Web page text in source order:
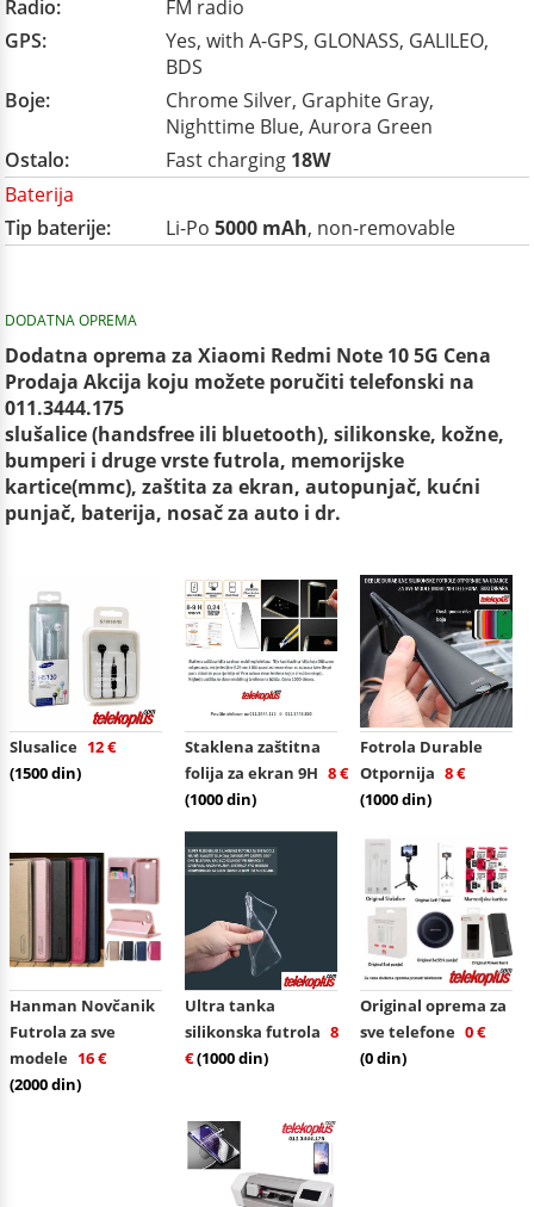
Radio:
FM radio
GPS:
Yes, with A-GPS, GLONASS, GALILEO,
BDS
Boje:
Chrome Silver, Graphite Gray,
Nighttime Blue, Aurora Green
Ostalo:
Fast charging 18W
Baterija
Tip baterije:
Li-Po 5000 mAh, non-removable
DODATNA OPREMA
Dodatna oprema za Xiaomi Redmi Note 10 5G Cena
Prodaja Akcija koju možete poručiti telefonski na
011.3444.175
slušalice (handsfree ili bluetooth), silikonske, kožne,
bumperi i druge vrste futrola, memorijske
kartice(mmc), zaštita za ekran, autopunjač, kućni
punjač, baterija, nosač za auto i dr.
Slusalice 12 €
(1500 din)
Staklena zaštitna
folija za ekran 9H 8 €
(1000 din)
Fotrola Durable
Otpornija 8 €
(1000 din)
Hanman Novčanik
Futrola za sve
modele 16 €
(2000 din)
Ultra tanka
silikonska futrola 8
€(1000 din)
Original oprema za
sve telefone 0 €
(0 din)